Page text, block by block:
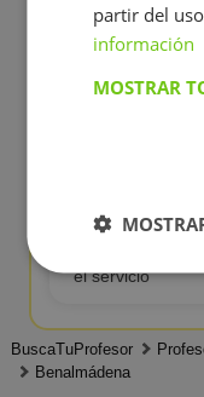
Nuestros
Analizamos los
el servicio
BuscaTuProfesor
Benalmádena
partir del
información
MOSTRAR